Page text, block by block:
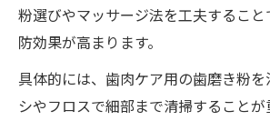
粉選びやマッサージ法を工夫するこ
防効果が高まります。
具体的には、歯肉ケア用の歯磨き粉
シやフロスで細部まで清掃することが